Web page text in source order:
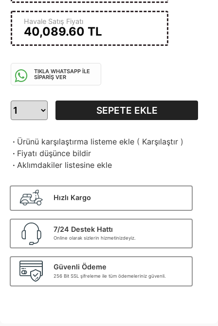
Havale Satış Fiyatı
40,089.60 TL
TIKLA WHATSAPP İLE
SİPARİŞ VER
SEPETE EKLE
· Ürünü karşılaştırma listeme ekle ( Karşılaştır )
· Fiyatı düşünce bildir
· Aklımdakiler listesine ekle
Hızlı Kargo
7/24 Destek Hattı
Online olarak sizlerin hizmetinizdeyiz.
Güvenli Ödeme
256 Bit SSL şifreleme ile tüm ödemeleriniz güvenli.